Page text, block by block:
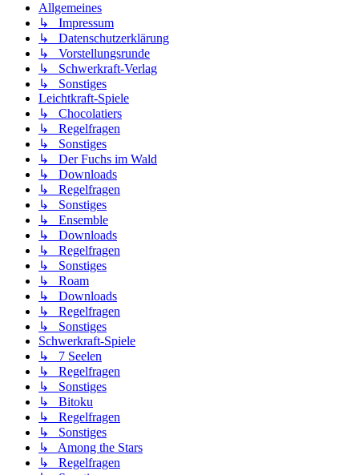
Allgemeines
↳ Impressum
↳ Datenschutzerklärung
↳ Vorstellungsrunde
↳ Schwerkraft-Verlag
↳ Sonstiges
Leichtkraft-Spiele
↳ Chocolatiers
↳ Regelfragen
↳ Sonstiges
↳ Der Fuchs im Wald
↳ Downloads
↳ Regelfragen
↳ Sonstiges
↳ Ensemble
↳ Downloads
↳ Regelfragen
↳ Sonstiges
↳ Roam
↳ Downloads
↳ Regelfragen
↳ Sonstiges
Schwerkraft-Spiele
↳ 7 Seelen
↳ Regelfragen
↳ Sonstiges
↳ Bitoku
↳ Regelfragen
↳ Sonstiges
↳ Among the Stars
↳ Regelfragen